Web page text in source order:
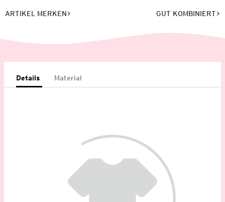
ARTIKEL MERKEN GUT KOMBINIERT
Details Material